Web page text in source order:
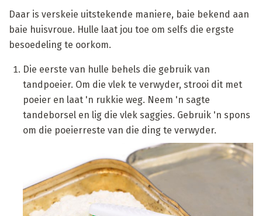
Daar is verskeie uitstekende maniere, baie bekend aan
baie huisvroue. Hulle laat jou toe om selfs die ergste
besoedeling te oorkom.
Die eerste van hulle behels die gebruik van
tandpoeier. Om die vlek te verwyder, strooi dit met
poeier en laat 'n rukkie weg. Neem 'n sagte
tandeborsel en lig die vlek saggies. Gebruik 'n spons
om die poeierreste van die ding te verwyder.